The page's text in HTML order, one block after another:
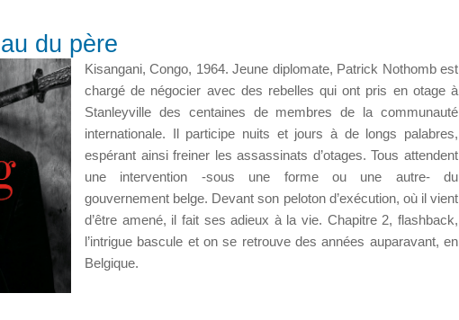
du père
Kisangani, Congo, 1964. Jeune diplomate, Patrick Nothomb est
chargé de négocier avec des rebelles qui ont pris en otage à
Stanleyville des centaines de membres de la communauté
internationale. Il participe nuits et jours à de longs palabres,
espérant ainsi freiner les assassinats d’otages. Tous attendent
une intervention -sous une forme ou une autre- du
gouvernement belge. Devant son peloton d’exécution, où il vient
d’être amené, il fait ses adieux à la vie. Chapitre 2, flashback,
l’intrigue bascule et on se retrouve des années auparavant, en
Belgique.